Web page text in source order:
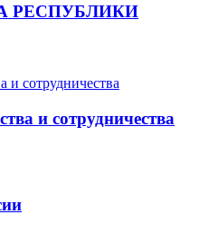
РЕСПУБЛИКИ
и сотрудничества